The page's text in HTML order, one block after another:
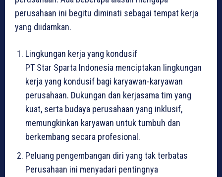
perusahaan ini begitu diminati sebagai tempat kerja
yang diidamkan.
Lingkungan kerja yang kondusif
PT Star Sparta Indonesia menciptakan lingkungan
kerja yang kondusif bagi karyawan-karyawan
perusahaan. Dukungan dan kerjasama tim yang
kuat, serta budaya perusahaan yang inklusif,
memungkinkan karyawan untuk tumbuh dan
berkembang secara profesional.
Peluang pengembangan diri yang tak terbatas
Perusahaan ini menyadari pentingnya